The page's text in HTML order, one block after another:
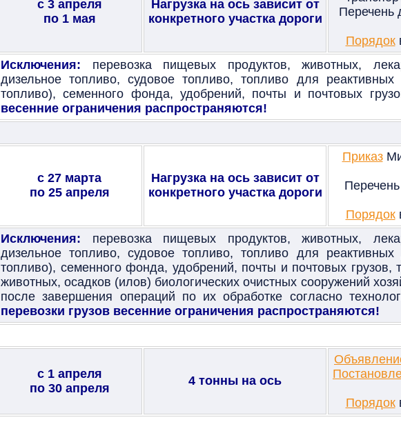
с 3 апреля
по 1 мая
Нагрузка на ось зависит от
конкретного участка дороги
Перечень
Порядок
Исключения: перевозка пищевых продуктов, животных,
дизельное топливо, судовое топливо, топливо для реактивных
топливо), семенного фонда, удобрений, почты и почтовых
весенние ограничения распространяются!
с 27 марта
по 25 апреля
Нагрузка на ось зависит от
конкретного участка дороги
Приказ
Порядок
Исключения: перевозка пищевых продуктов, животных,
дизельное топливо, судовое топливо, топливо для реактивных
топливо), семенного фонда, удобрений, почты и почтовых
животных, осадков (илов) биологических очистных сооружений
после завершения операций по их обработке согласно
перевозки грузов весенние ограничения распространяются!
с 1 апреля
по 30 апреля
4 тонны на ось
Порядок